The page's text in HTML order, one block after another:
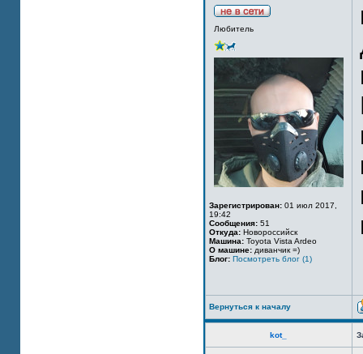
Любитель
Зарегистрирован: 01 июл 2017,
19:42
Сообщения: 51
Откуда: Новороссийск
Машина: Toyota Vista Ardeo
О машине: диванчик =)
Блог: Посмотреть блог (1)
Вернуться к началу
kot_